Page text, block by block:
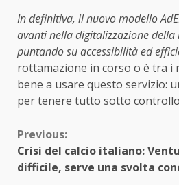
In definitiva, il nuovo modello
avanti nella digitalizzazione
puntando su accessibilità ed
rottamazione in corso o è tra i
bene a usare questo servizio:
per tenere tutto sotto
Continue
Reading
Previous:
Crisi del calcio italiano:
difficile, serve una svolta